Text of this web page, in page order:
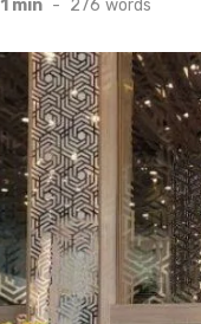
1 min - 276 words